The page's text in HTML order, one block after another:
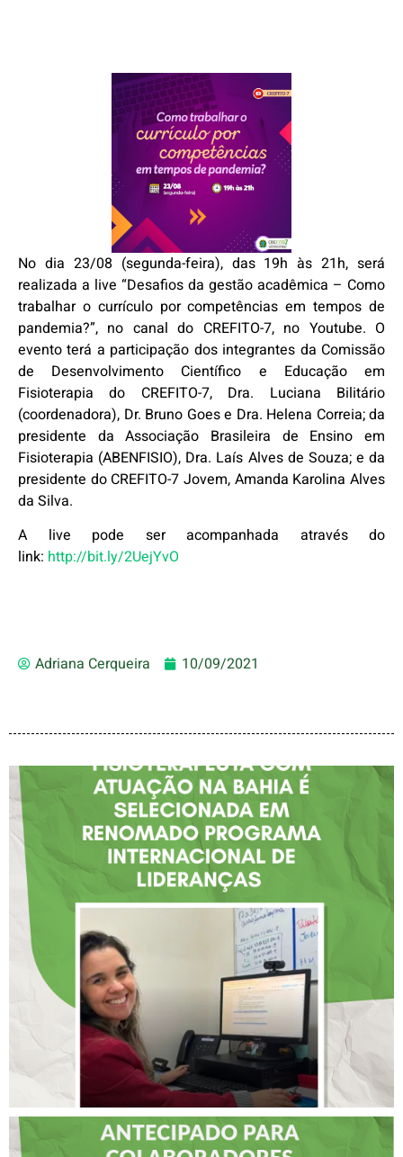
No dia 23/08 (segunda-feira), das 19h às 21h, será
realizada a live “Desafios da gestão acadêmica – Como
trabalhar o currículo por competências em tempos de
pandemia?”, no canal do CREFITO-7, no Youtube. O
evento terá a participação dos integrantes da Comissão
de Desenvolvimento Científico e Educação em
Fisioterapia do CREFITO-7, Dra. Luciana Bilitário
(coordenadora), Dr. Bruno Goes e Dra. Helena Correia; da
presidente da Associação Brasileira de Ensino em
Fisioterapia (ABENFISIO), Dra. Laís Alves de Souza; e da
presidente do CREFITO-7 Jovem, Amanda Karolina Alves
da Silva.
A live pode ser acompanhada através do
link: http://bit.ly/2UejYvO
Adriana Cerqueira 10/09/2021
FISIOTERAPEUTA COM
ATUAÇÃO NA BAHIA É
SELECIONADA EM
RENOMADO PROGRAMA
INTERNACIONAL DE
LIDERANÇAS